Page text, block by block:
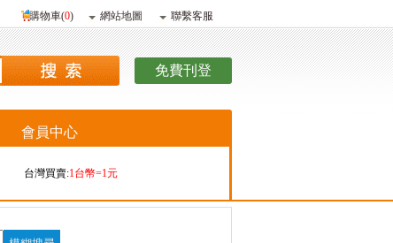
購物車(0) 網站地圖 聯繫客服
免費刊登
會員中心
台灣買賣:1台幣=1元
香港購買:1港幣=4.09元